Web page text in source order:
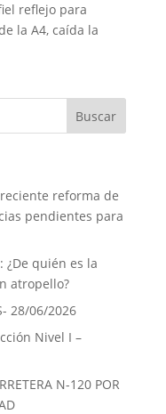
reflejo para
la A4, caída la
reforma de
pendientes para
¿De quién es la
atropello?
28/06/2026
Nivel I –
N-120 POR